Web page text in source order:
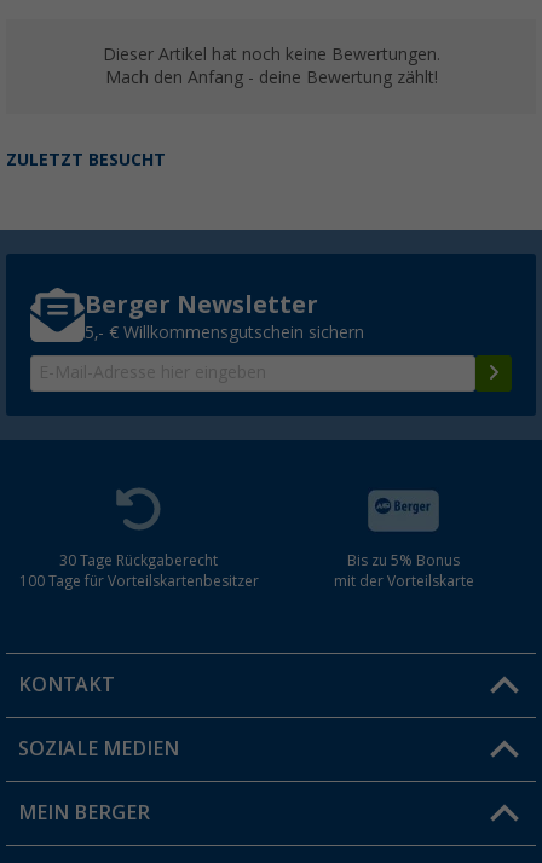
Dieser Artikel hat noch keine Bewertungen.
Mach den Anfang - deine Bewertung zählt!
ZULETZT BESUCHT
Berger Newsletter
5,- € Willkommensgutschein sichern
30 Tage Rückgaberecht
100 Tage für Vorteilskartenbesitzer
Bis zu 5% Bonus
mit der Vorteilskarte
KONTAKT
Du hast eine Frage?
Filiale finden
SOZIALE MEDIEN
MEIN BERGER